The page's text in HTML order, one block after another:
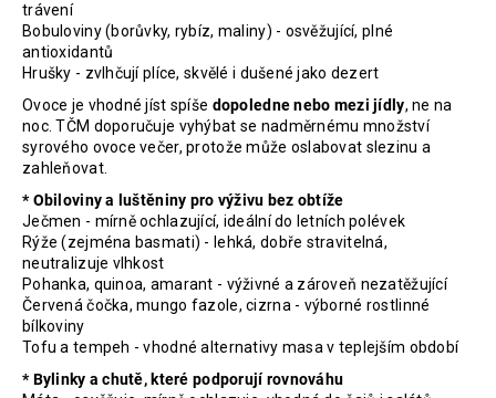
trávení
Bobuloviny (borůvky, rybíz, maliny) - osvěžující, plné
antioxidantů
Hrušky - zvlhčují plíce, skvělé i dušené jako dezert
Ovoce je vhodné jíst spíše dopoledne nebo mezi jídly, ne na
noc. TČM doporučuje vyhýbat se nadměrnému množství
syrového ovoce večer, protože může oslabovat slezinu a
zahleňovat.
* Obiloviny a luštěniny pro výživu bez obtíže
Ječmen - mírně ochlazující, ideální do letních polévek
Rýže (zejména basmati) - lehká, dobře stravitelná,
neutralizuje vlhkost
Pohanka, quinoa, amarant - výživné a zároveň nezatěžující
Červená čočka, mungo fazole, cizrna - výborné rostlinné
bílkoviny
Tofu a tempeh - vhodné alternativy masa v teplejším období
* Bylinky a chutě, které podporují rovnováhu